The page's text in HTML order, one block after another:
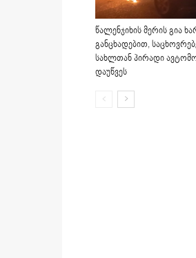
წალენჯიხის მერის გია
განცხადებით,
სახლთან პირადი
დაუწვეს